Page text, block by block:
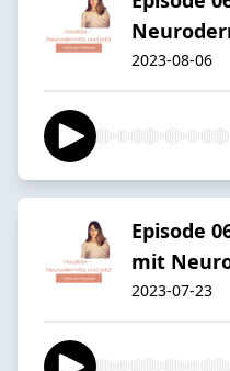
2023-08-06
Episode
mit
2023-07-23